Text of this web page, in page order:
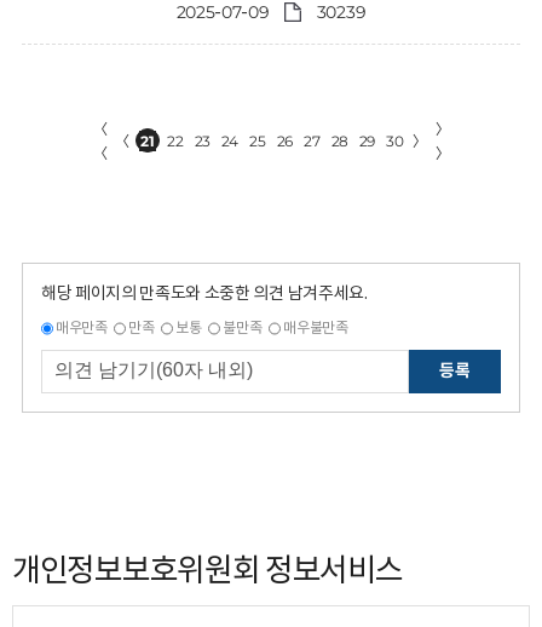
2025-07-09 30239
〈
〈
〈 21 22 23 24 25 26 27 28 29 30 〉
〉
〉
해당 페이지의 만족도와 소중한 의견 남겨주세요.
매우만족 만족 보통 불만족 매우불만족
등록
개인정보보호위원회 정보서비스